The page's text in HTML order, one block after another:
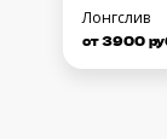
Лонгслив
от 3900